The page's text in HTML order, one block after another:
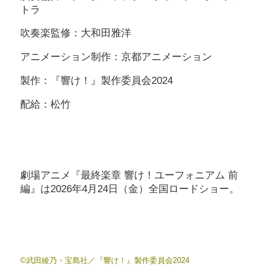
トラ
吹奏楽監修：大和田雅洋
アニメーション制作：京都アニメーション
製作：『響け！』製作委員会2024
配給：松竹
劇場アニメ『最終楽章 響け！ユーフォニアム 前
編』は2026年4月24日（金）全国ロードショー。
©武田綾乃・宝島社／『響け！』製作委員会2024